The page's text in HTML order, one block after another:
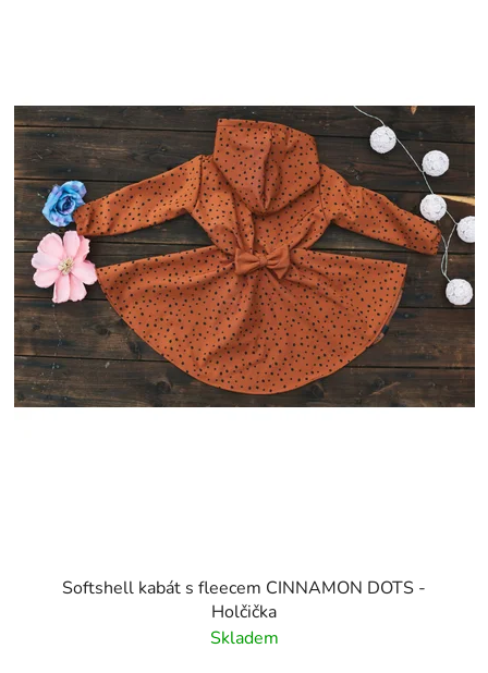
Softshell kabát s fleecem CINNAMON DOTS -
Holčička
Skladem